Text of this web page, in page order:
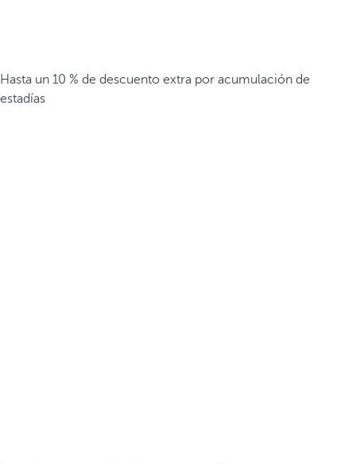
Hasta un 10 % de descuento extra por acumulación de
estadías